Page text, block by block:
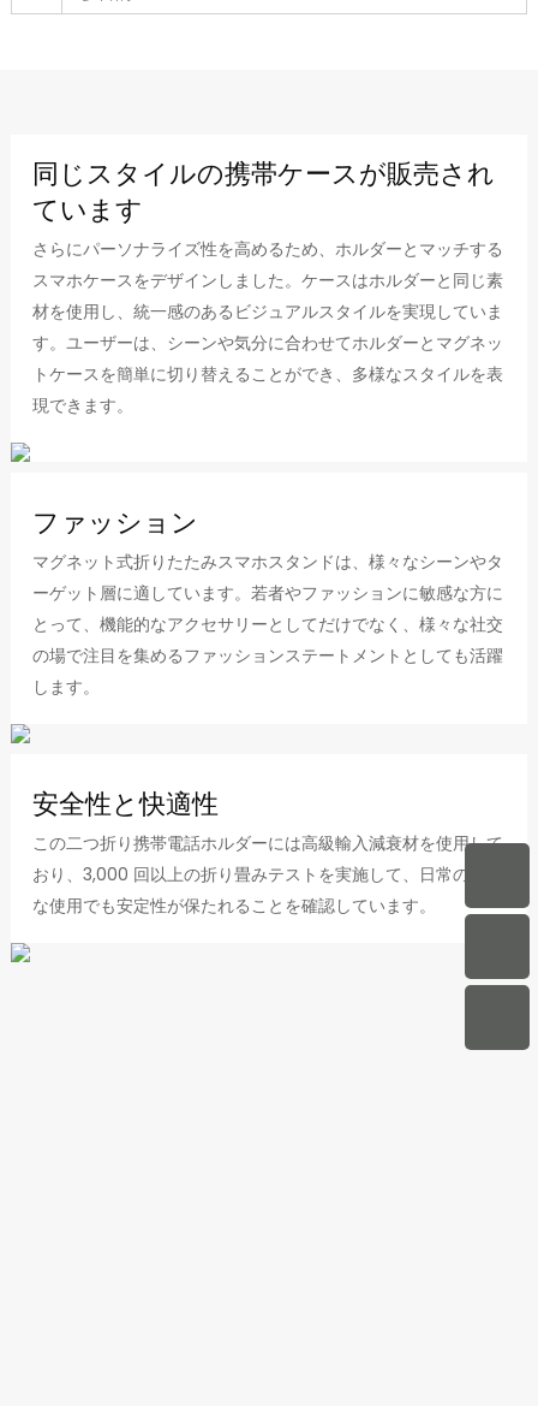
同じスタイルの携帯ケースが販売され
ています
さらにパーソナライズ性を高めるため、ホルダーとマッチする
スマホケースをデザインしました。ケースはホルダーと同じ素
材を使用し、統一感のあるビジュアルスタイルを実現していま
す。ユーザーは、シーンや気分に合わせてホルダーとマグネッ
トケースを簡単に切り替えることができ、多様なスタイルを表
現できます。
ファッション
マグネット式折りたたみスマホスタンドは、様々なシーンやタ
ーゲット層に適しています。若者やファッションに敏感な方に
とって、機能的なアクセサリーとしてだけでなく、様々な社交
の場で注目を集めるファッションステートメントとしても活躍
します。
安全性と快適性
この二つ折り携帯電話ホルダーには高級輸入減衰材を使用して
おり、3,000 回以上の折り畳みテストを実施して、日常の頻繁
な使用でも安定性が保たれることを確認しています。